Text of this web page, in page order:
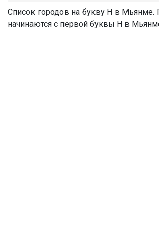
Список городов на букву Н в Мьянме.
начинаются с первой буквы Н в